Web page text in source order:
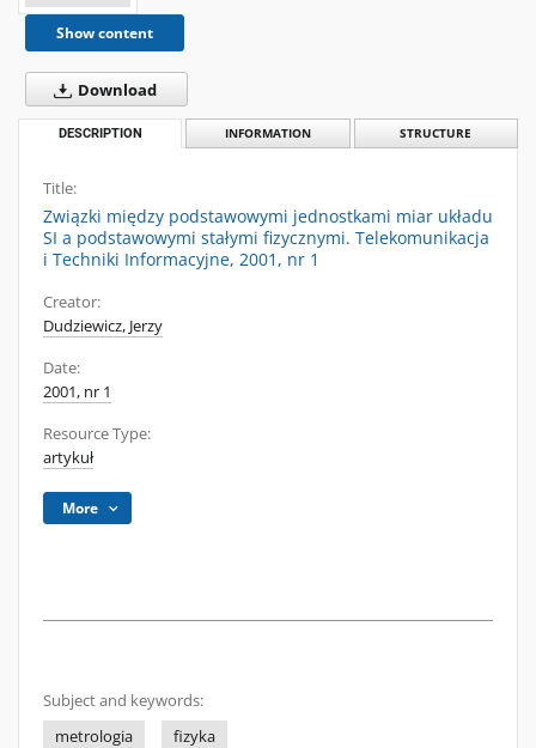
Show content
Download
DESCRIPTION INFORMATION STRUCTURE
Title:
Związki między podstawowymi jednostkami miar układu
SI a podstawowymi stałymi fizycznymi. Telekomunikacja
i Techniki Informacyjne, 2001, nr 1
Creator:
Dudziewicz, Jerzy
Date:
2001, nr 1
Resource Type:
artykuł
More
Subject and keywords:
metrologia
fizyka